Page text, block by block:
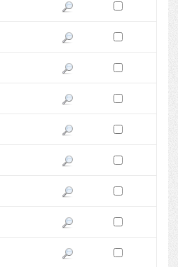
Pokaż podgląd wersji z dnia
Zaznacz wersję do
Pokaż podgląd wersji z dnia
Zaznacz wersję do
Pokaż podgląd wersji z dnia
Zaznacz wersję do
Pokaż podgląd wersji z dnia
Zaznacz wersję do
Pokaż podgląd wersji z dnia
Zaznacz wersję do
Pokaż podgląd wersji z dnia
Zaznacz wersję do
Pokaż podgląd wersji z dnia
Zaznacz wersję do
Pokaż podgląd wersji z dnia
Zaznacz wersję do
Pokaż podgląd wersji z dnia
Zaznacz wersję do